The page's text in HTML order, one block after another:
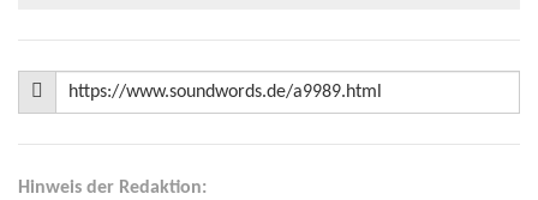
Hinweis der Redaktion: